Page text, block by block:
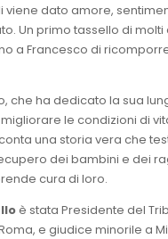
viene dato amore,
Un primo tassello di molti
a Francesco di
che ha dedicato la sua
le condizioni di
una storia vera che
dei bambini e dei
cura di loro.
è stata Presidente del
e giudice minorile a